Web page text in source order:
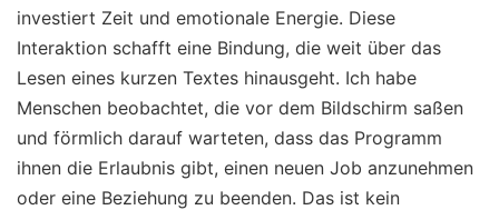
investiert Zeit und emotionale Energie. Diese
Interaktion schafft eine Bindung, die weit über das
Lesen eines kurzen Textes hinausgeht. Ich habe
Menschen beobachtet, die vor dem Bildschirm saßen
und förmlich darauf warteten, dass das Programm
ihnen die Erlaubnis gibt, einen neuen Job anzunehmen
oder eine Beziehung zu beenden. Das ist kein